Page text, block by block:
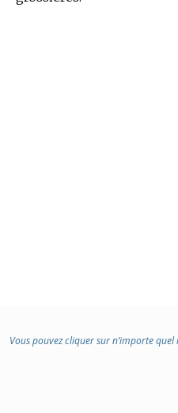
Vous pouvez cliquer sur n’importe